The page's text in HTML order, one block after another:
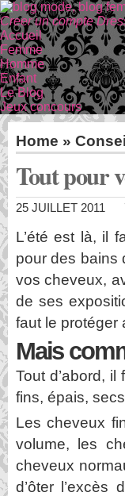
Creer un compte
Accueil
Femme
Homme
Enfant
Le Blog
Jeux concours
Home »
Tout pour
25 JUILLET 2011
L’été est là, il
pour des bains
vos cheveux,
de ses
faut le protéger
Mais
Tout d’abord,
fins, épais,
Les cheveux
volume, les
cheveux
d’ôter